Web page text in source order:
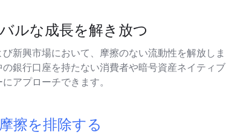
ルな成長を解き放つ
新興市場において、摩擦のない流動性を解放しま
銀行口座を持たない消費者や暗号資産ネイティブ
アプローチできます。
擦を排除する